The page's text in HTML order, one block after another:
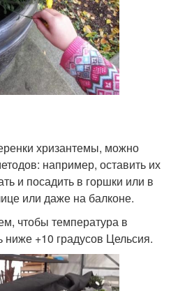
хризантемы, можно
например, оставить их
и посадить в горшки или в
или даже на балконе.
чтобы температура в
+10 градусов Цельсия.